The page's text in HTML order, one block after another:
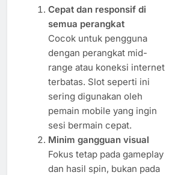
Cepat dan responsif di
semua perangkat
Cocok untuk pengguna
dengan perangkat mid-
range atau koneksi internet
terbatas. Slot seperti ini
sering digunakan oleh
pemain mobile yang ingin
sesi bermain cepat.
Minim gangguan visual
Fokus tetap pada gameplay
dan hasil spin, bukan pada